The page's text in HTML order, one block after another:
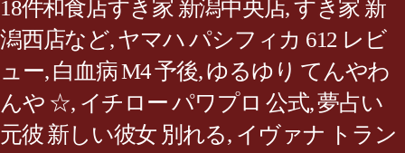
18件和食店すき家 新潟中央店, すき家 新
潟西店など,ヤマハ パシフィカ 612 レビ
ュー,白血病 M4 予後,ゆるゆり てんやわ
んや ☆, イチロー パワプロ 公式,夢占い
元彼 新しい彼女 別れる, イヴァナ トラン